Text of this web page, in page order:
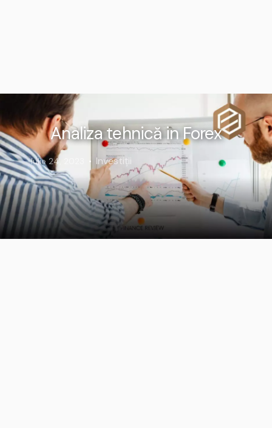
Analiza tehnică in Forex
Iulie 24, 2023 Investiții